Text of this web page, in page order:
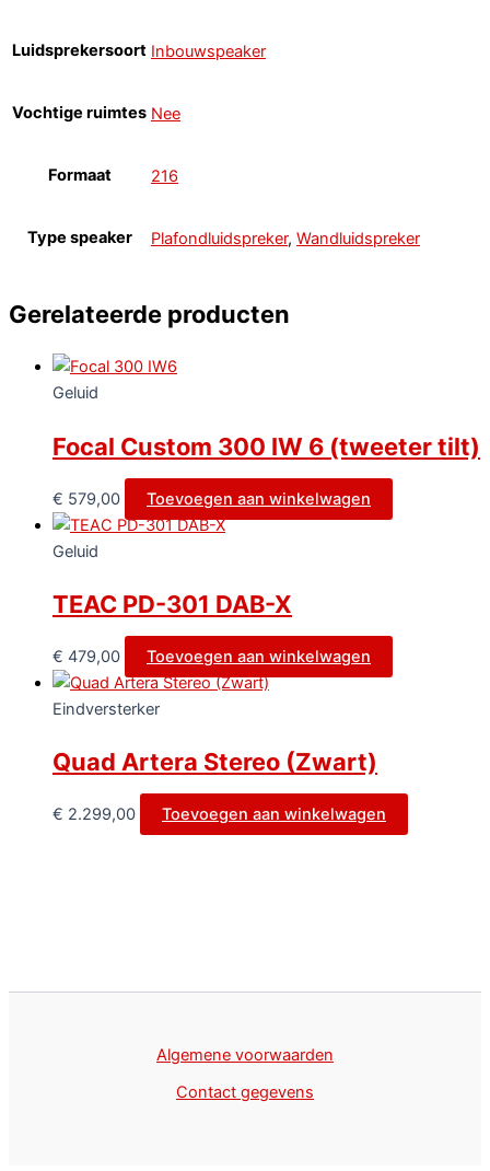
Luidsprekersoort Inbouwspeaker
Vochtige ruimtes Nee
Formaat 216
Type speaker Plafondluidspreker, Wandluidspreker
Gerelateerde producten
Geluid
Focal Custom 300 IW 6 (tweeter tilt)
€ 579,00 Toevoegen aan winkelwagen
Geluid
TEAC PD-301 DAB-X
€ 479,00 Toevoegen aan winkelwagen
Eindversterker
Quad Artera Stereo (Zwart)
€ 2.299,00 Toevoegen aan winkelwagen
Algemene voorwaarden
Contact gegevens